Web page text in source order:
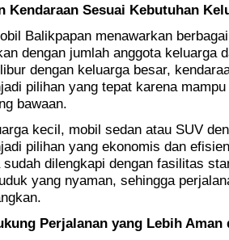
Kendaraan Sesuai Kebutuhan
Balikpapan menawarkan
dengan jumlah anggota keluarga
dengan keluarga besar,
pilihan yang tepat karena
bawaan.
kecil, mobil sedan atau SUV
pilihan yang ekonomis dan
sudah dilengkapi dengan fasilitas
yang nyaman, sehingga
Perjalanan yang Lebih Aman